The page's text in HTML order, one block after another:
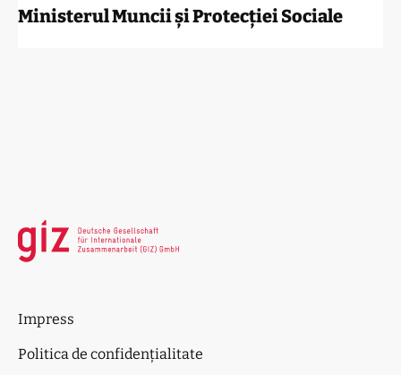
Ministerul Muncii și Protecției Sociale
Impress
Politica de confidențialitate